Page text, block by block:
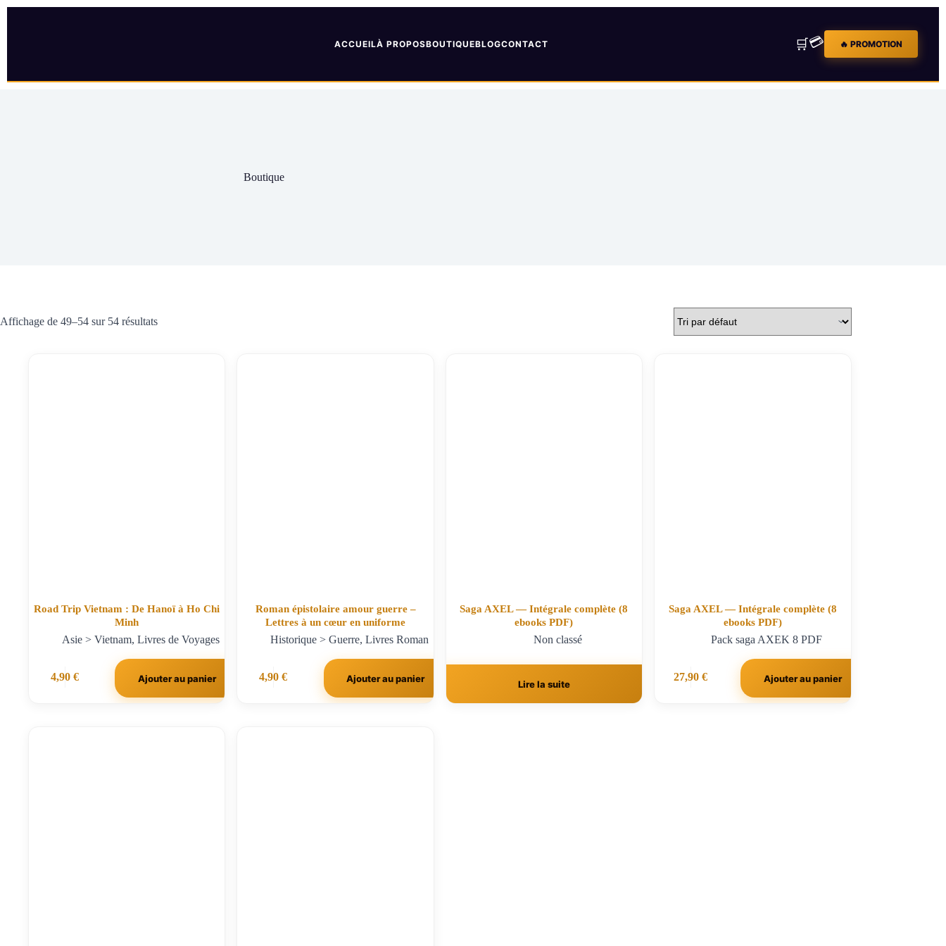
ACCUEILÀ PROPOSBOUTIQUEBLOGCONTACT 🛒💳 🔥 PROMOTION
Boutique
Affichage de 49–54 sur 54 résultats
Road Trip Vietnam : De Hanoï à Ho Chi
Minh
Asie > Vietnam,Livres de Voyages
4,90€ Ajouter au panier
Roman épistolaire amour guerre –
Lettres à un cœur en uniforme
Historique > Guerre,Livres Roman
4,90€ Ajouter au panier
Saga AXEL — Intégrale complète (8
ebooks PDF)
Non classé
Lire la suite
Saga AXEL — Intégrale complète (8
ebooks PDF)
Pack saga AXEK 8 PDF
27,90€ Ajouter au panier